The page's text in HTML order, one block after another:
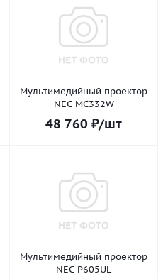
Мультимедийный проектор
NEC MC332W
48 760 ₽/шт
Мультимедийный проектор
NEC P605UL